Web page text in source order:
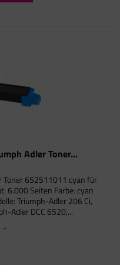
Adler Toner...
Toner 652511011 cyan für
6.000 Seiten Farbe: cyan
Triumph-Adler 206 Ci,
Adler DCC 6520,...
*